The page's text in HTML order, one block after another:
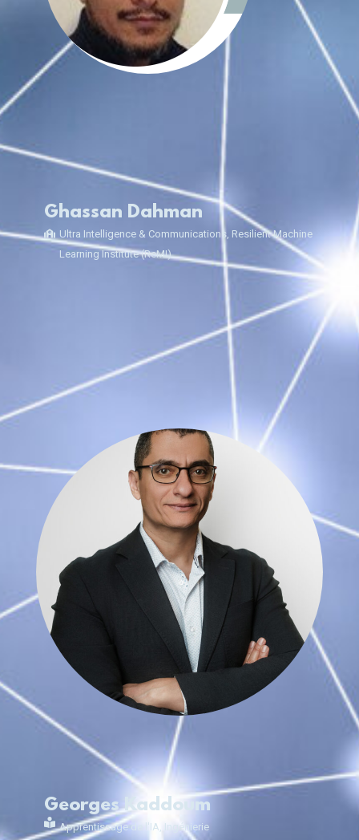
Ghassan Dahman
Ultra Intelligence & Communications, Resilient Machine
Learning Institute (ReMI)
Georges Kaddoum
Apprentissage de l'IA, Ingénierie